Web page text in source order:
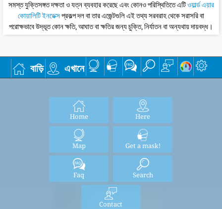
সমস্ত যুক্তিসঙ্গত দক্ষতা ও যত্ন ব্যবহার করেছে এবং কোনও পরিস্থিতিতে এটিওয়ার্ল্ড এয়ার
কোয়ালিটি ইনডেক্সপ্রকল্প দল বা তার এজেন্টগুলি এই তথ্য সরবরাহ থেকে সরাসরি বা
পরোক্ষভাবে উদ্ভূত কোন ক্ষতি, আঘাত বা ক্ষতির জন্য চুক্তি, নির্যাতন বা অন্যথায় দায়বদ্ধ।
বাড়ি এখানে
Home Here
Map Get a mask!
Faq Search
Contact